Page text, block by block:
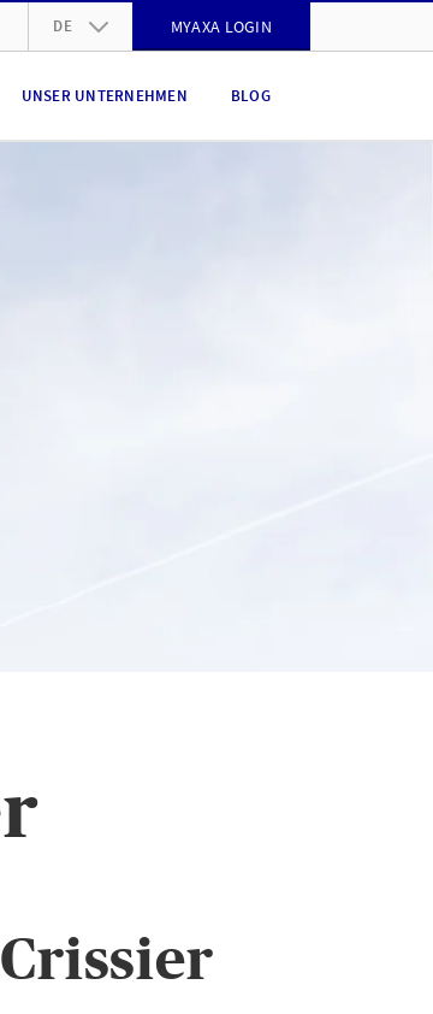
DE MYAXA LOGIN
UNSER UNTERNEHMEN BLOG